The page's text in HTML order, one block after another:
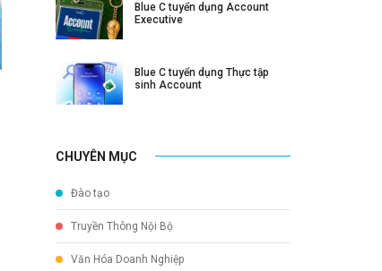
Blue C tuyển dụng Account
Executive
Blue C tuyển dụng Thực tập
sinh Account
CHUYÊN MỤC
Đào tạo
Truyền Thông Nội Bộ
Văn Hóa Doanh Nghiệp